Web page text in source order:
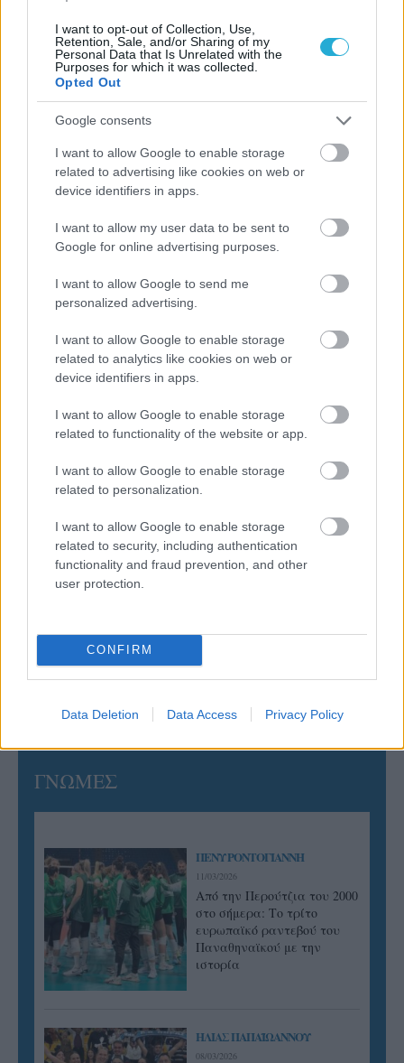
I want to opt-out of Collection, Use,
Retention, Sale, and/or Sharing of my
Personal Data that Is Unrelated with the
Purposes for which it was collected.
Opted Out
Google consents
I want to allow Google to enable storage
related to advertising like cookies on web or
device identifiers in apps.
I want to allow my user data to be sent to
Google for online advertising purposes.
I want to allow Google to send me
personalized advertising.
I want to allow Google to enable storage
related to analytics like cookies on web or
device identifiers in apps.
I want to allow Google to enable storage
related to functionality of the website or app.
I want to allow Google to enable storage
related to personalization.
I want to allow Google to enable storage
related to security, including authentication
functionality and fraud prevention, and other
user protection.
CONFIRM
Data Deletion Data Access Privacy Policy
ΡΟΗ ΕΙΔΗΣΕΩΝ
Δείπνο της ΕΟΠΕ προς τιμήν του Ισίδωρου Κούβελου
παρουσία των Εθνικών ομάδων
«Αντίο» με ήττα για τις διεθνείς μας στο τουρνουά του
Ουρμπίνο
06/08/2026
Το πάλεψε μέχρι τέλους η Εθνική γυναικών κόντρα
Η FIVB σχεδιάζει να διοργανώσει το Παγκόσμιο
Πρωτάθλημα τον Δεκέμβριο – Αντιδρούν οι σύλλογοι
06/08/2026
Έτοιμη για… υψηλές πτήσεις η Μπενφίκα του Ψάρρα
με τον «Ιπτάμενο Ολλανδό» Βίλτενμπουργκ
05/08/2026
Ισόπαλο το πρωτο φιλικό τεστ της Εθνικής στο
Ουρμπίνο
ΓΝΩΜΕΣ
ΠΕΝΥ ΡΟΝΤΟΓΙΑΝΝΗ
11/03/2026
Από την Περούτζια του 2000
στο σήμερα: Tο τρίτο
ευρωπαϊκό ραντεβού του
Παναθηναϊκού με την
ιστορία
ΗΛΙΑΣ ΠΑΠΑΪΩΑΝΝΟΥ
08/03/2026